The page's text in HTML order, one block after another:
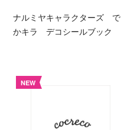
ナルミヤキャラクターズ で
かキラ デコシールブック
NEW